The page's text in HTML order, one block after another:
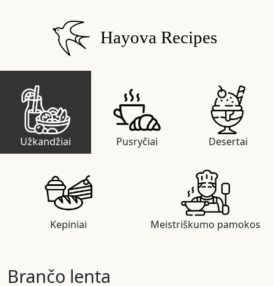
Hayova Recipes
Užkandžiai Pusryčiai Desertai
Kepiniai Meistriškumo pamokos
Brančo lenta